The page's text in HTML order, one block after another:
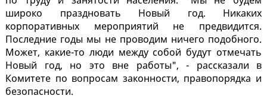
широко праздновать Новый год. Никаких
корпоративных мероприятий не предвидится.
Последние годы мы не проводим ничего подобного.
Может, какие-то люди между собой будут отмечать
Новый год, но это вне работы", - рассказали в
Комитете по вопросам законности, правопорядка и
безопасности.